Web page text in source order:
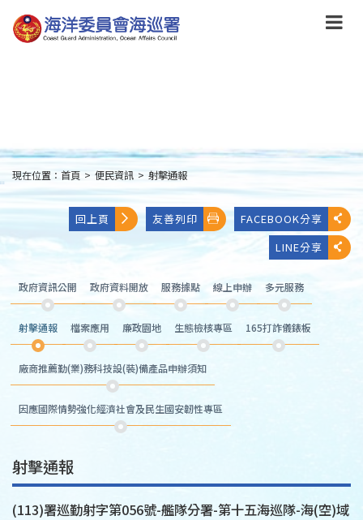
到
主
:::
現在位置： 首頁 > 便民資訊 > 射擊通報
回上頁 友善列印
FACEBOOK分享
LINE分享
政府資訊公開 政府資料開放 服務據點 線上申辦 多元服務
射擊通報 檔案應用 廉政園地 生態檢核專區 165打詐儀錶板
廠商推薦勤(業)務科技設(裝)備產品申辦須知
因應國際情勢強化經濟社會及民生國安韌性專區
射擊通報
(113)署巡勤射字第056號-艦隊分署-第十五海巡隊-海(空)域